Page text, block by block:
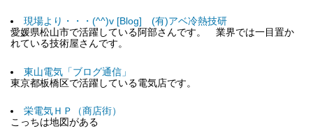
現場より・・・(^^)v [Blog] (有)アベ冷熱技研
愛媛県松山市で活躍している阿部さんです。 業界では一目置か
れている技術屋さんです。
東山電気「ブログ通信」
東京都板橋区で活躍している電気店です。
栄電気ＨＰ（商店街）
こっちは地図がある